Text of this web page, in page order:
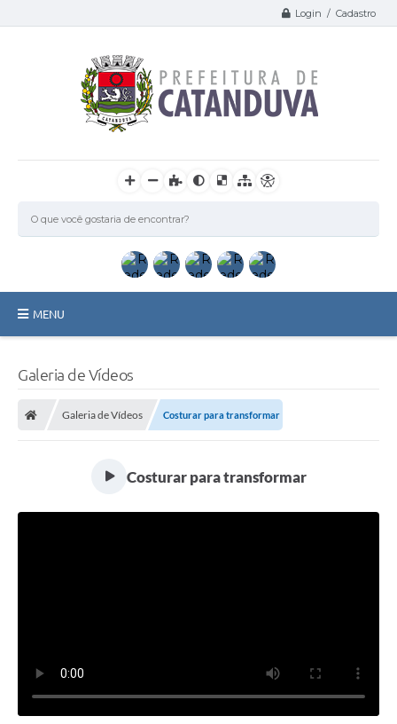
Login / Cadastro
MENU
Arquivos para Download
Galeria de Vídeos
Galeria de Vídeos Costurar para transformar
Costurar para transformar